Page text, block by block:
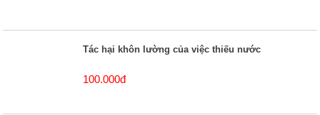
Tác hại khôn lường của việc thiếu nước
100.000đ